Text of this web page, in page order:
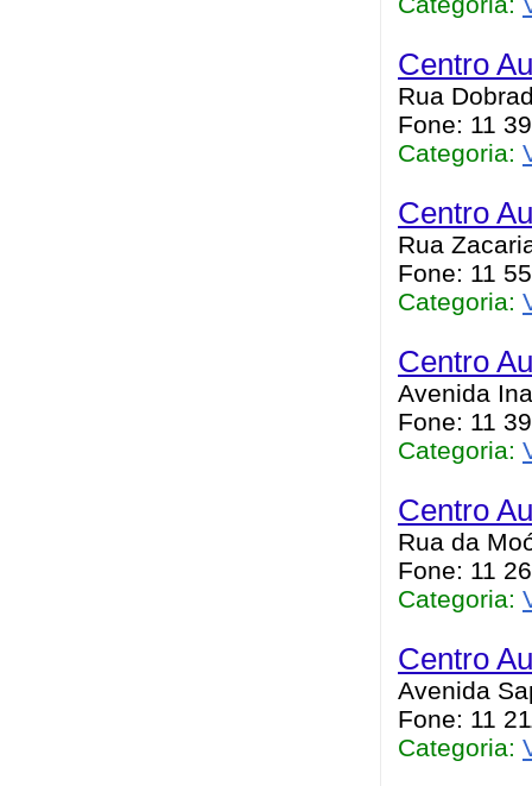
Centro
Rua
Fone: 11
Categoria:
Centro
Rua
Fone: 11
Categoria:
Centro
Avenida
Fone: 11
Categoria:
Centro
Rua da
Fone: 11
Categoria:
Centro
Avenida
Fone: 11
Categoria: